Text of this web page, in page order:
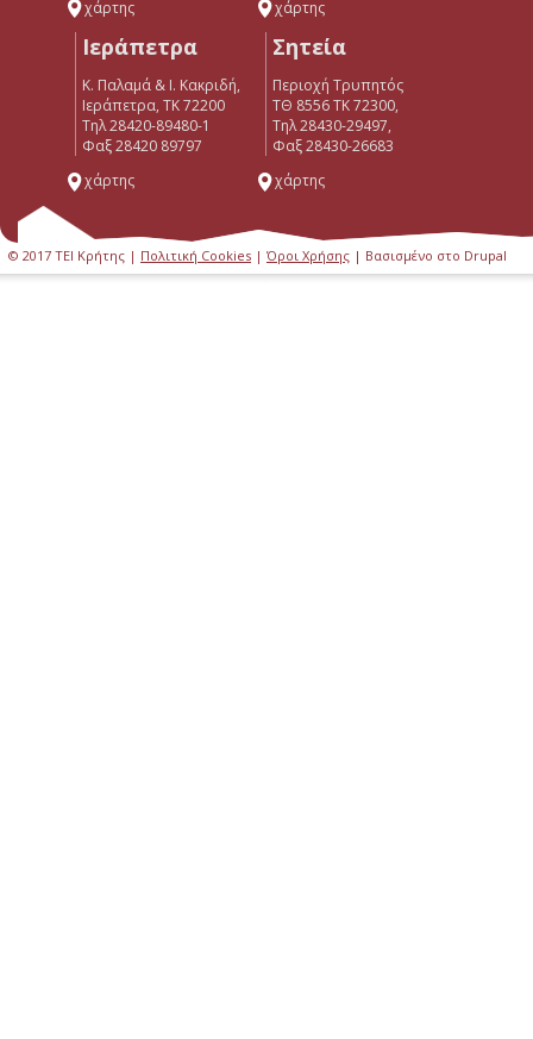
χάρτης
χάρτης
Ιεράπετρα
Κ. Παλαμά & Ι. Κακριδή,
Ιεράπετρα, ΤΚ 72200
Tηλ 28420-89480-1
Φαξ 28420 89797
χάρτης
Σητεία
Περιοχή Τρυπητός
ΤΘ 8556 ΤΚ 72300,
Τηλ 28430-29497,
Φαξ 28430-26683
χάρτης
© 2017 ΤΕΙ Κρήτης | Πολιτική Cookies | Όροι Χρήσης | Βασισμένο στο Drupal